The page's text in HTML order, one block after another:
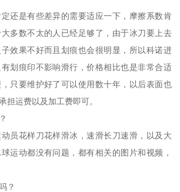
还是有些差异的需要适应一下，摩擦系数肯
多数不太的人已经足够了，由于冰刀要上去
效果不好而且划痕也会很明显，所以科诺进
划痕印不影响滑行，价格相比也是非常合适
只要维护好了可以使用数十年，以后表面也
担运费以及加工费即可。
员花样刀花样滑冰，速滑长刀速滑，以及大
运动都没有问题，都有相关的图片和视频，
？